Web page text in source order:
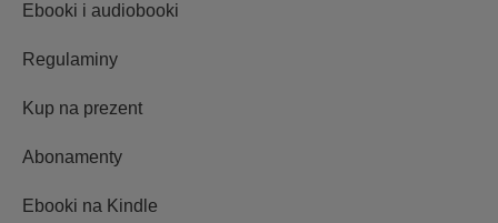
Ebooki i audiobooki
Regulaminy
Kup na prezent
Abonamenty
Ebooki na Kindle